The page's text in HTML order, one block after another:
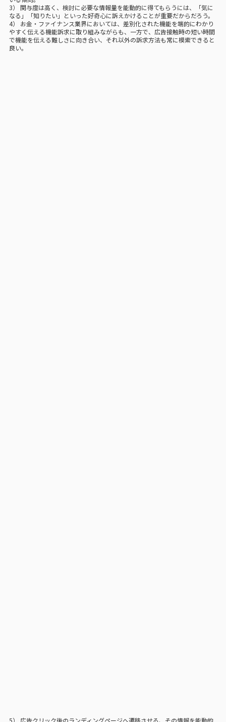
3） 関与度は高く、検討に必要な情報量を能動的に得てもらうには、「気に
なる」「知りたい」といった好奇心に訴えかけることが重要だからだろう。
4） お金・ファイナンス業界においては、差別化された機能を端的にわかり
やすく伝える機能訴求に取り組みながらも、一方で、広告接触時の短い時間
で機能を伝える難しさに向き合い、それ以外の訴求方法も常に模索できると
良い。
5） 広告クリック後のランディングページへ遷移させる、その情報を能動的